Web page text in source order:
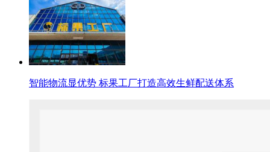
智能物流显优势 标果工厂打造高效生鲜配送体系